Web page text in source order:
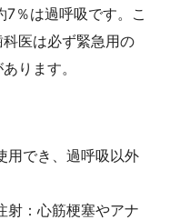
％は過呼吸です。こ
医は必ず緊急用の
ります。
用でき、過呼吸以外
射：心筋梗塞やアナ